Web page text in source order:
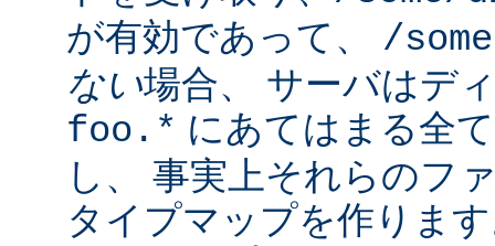
が有効であって、 /
ない場合、 サーバはデ
foo.* にあてはまる全
し、 事実上それらのフ
タイプマップを作りま